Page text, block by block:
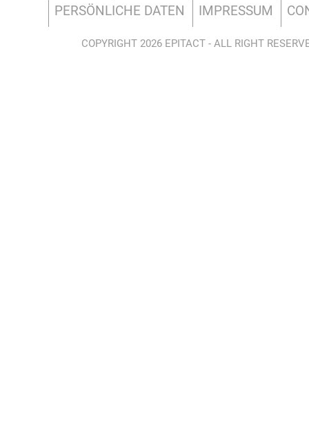
PERSÖNLICHE DATEN
IMPRESSUM
COPYRIGHT 2026 EPITACT - ALL RIGHT